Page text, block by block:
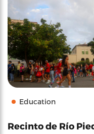
Education
Recinto de Río